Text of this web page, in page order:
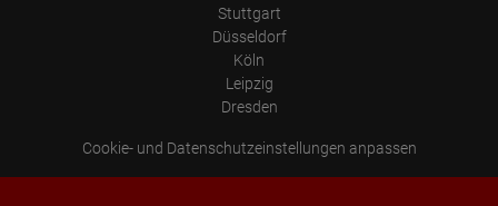
Stuttgart
Düsseldorf
Köln
Leipzig
Dresden
Cookie- und Datenschutzeinstellungen anpassen